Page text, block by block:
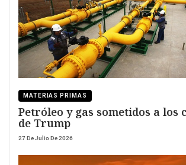
MATERIAS PRIMAS
Petróleo y gas sometidos a los
de Trump
27 De Julio De 2026